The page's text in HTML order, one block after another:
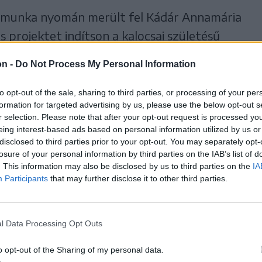
- Do Not Process My Personal Information
opt-out of the sale, sharing to third parties, or processing of your
for targeted advertising by us, please use the below opt-out
selection. Please note that after your opt-out request is processed
interest-based ads based on personal information utilized by us
to third parties prior to your opt-out. You may separately
of your personal information by third parties on the IAB’s list of
This information may also be disclosed by us to third parties on the
Participants that may further disclose it to other third parties.
Data Processing Opt Outs
opt-out of the Sharing of my personal data.
nyomán merült fel Kádár Annamária
projektet indítson a kalocsai születésű
Az elhatározást tettek követték, és
megtalálták a módot arra, hogy
szülőket célzó, de mindenki számára,
fel (márpedig kiben nem?), vagy volt
gyermeket, érdekes és izgalmas
A műsor elérhető lesz valamennyi
Spotify-on, Apple Podcaston és a Google
jelentkezik majd izgalmas tartalmakkal.